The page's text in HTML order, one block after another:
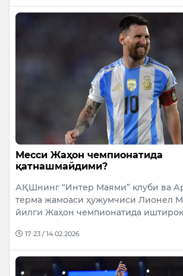
Месси Жаҳон чемпионатида
қатнашмайдими?
АҚШнинг “Интер Маями” клуби ва
терма жамоаси ҳужумчиси Лионел
йилги Жаҳон чемпионатида
17:23 / 14.02.2026